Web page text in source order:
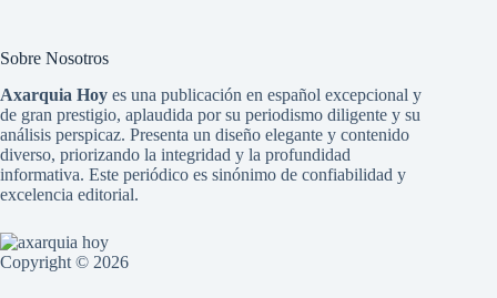
Sobre Nosotros
Axarquia Hoy es una publicación en español excepcional y
de gran prestigio, aplaudida por su periodismo diligente y su
análisis perspicaz. Presenta un diseño elegante y contenido
diverso, priorizando la integridad y la profundidad
informativa. Este periódico es sinónimo de confiabilidad y
excelencia editorial.
Copyright © 2026